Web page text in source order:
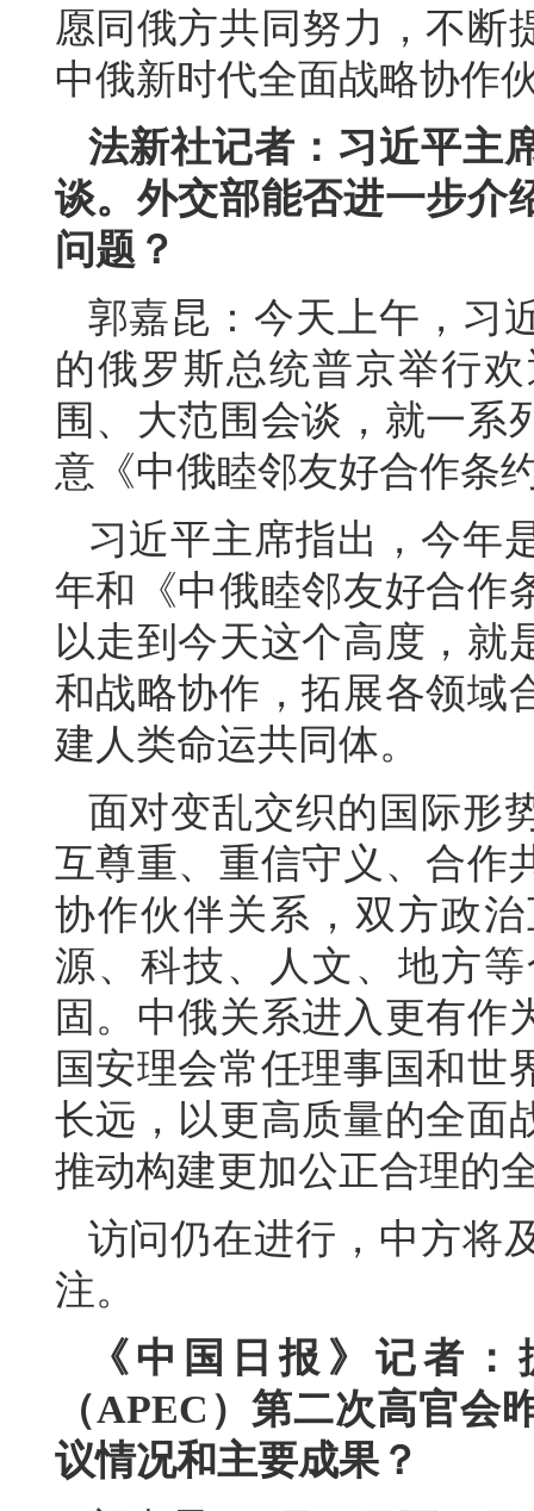
愿同俄方共同努力，不断
中俄新时代全面战略协作
法新社记者：习近平主
谈。外交部能否进一步介
问题？
郭嘉昆：今天上午，习
的俄罗斯总统普京举行
围、大范围会谈，就一系
意《中俄睦邻友好合作条
习近平主席指出，今年
年和《中俄睦邻友好合作
以走到今天这个高度，就
和战略协作，拓展各领域
建人类命运共同体。
面对变乱交织的国际形
互尊重、重信守义、合作
协作伙伴关系，双方政
源、科技、人文、地方
固。中俄关系进入更有作
国安理会常任理事国和世
长远，以更高质量的全面
推动构建更加公正合理的
访问仍在进行，中方将
注。
《中国日报》记者
（APEC）第二次高官会
议情况和主要成果？